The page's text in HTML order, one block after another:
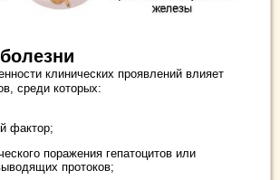
клинических проявлений влияет
среди которых:
фактор;
поражения гепатоцитов или
протоков;